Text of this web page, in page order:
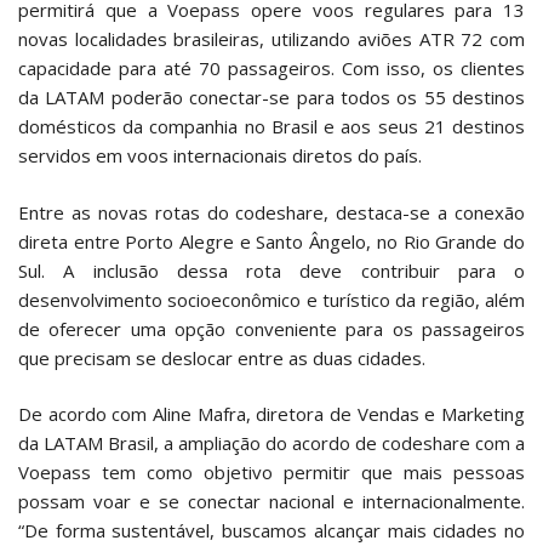
permitirá que a Voepass opere voos regulares para 13
novas localidades brasileiras, utilizando aviões ATR 72 com
capacidade para até 70 passageiros. Com isso, os clientes
da LATAM poderão conectar-se para todos os 55 destinos
domésticos da companhia no Brasil e aos seus 21 destinos
servidos em voos internacionais diretos do país.
Entre as novas rotas do codeshare, destaca-se a conexão
direta entre Porto Alegre e Santo Ângelo, no Rio Grande do
Sul. A inclusão dessa rota deve contribuir para o
desenvolvimento socioeconômico e turístico da região, além
de oferecer uma opção conveniente para os passageiros
que precisam se deslocar entre as duas cidades.
De acordo com Aline Mafra, diretora de Vendas e Marketing
da LATAM Brasil, a ampliação do acordo de codeshare com a
Voepass tem como objetivo permitir que mais pessoas
possam voar e se conectar nacional e internacionalmente.
“De forma sustentável, buscamos alcançar mais cidades no